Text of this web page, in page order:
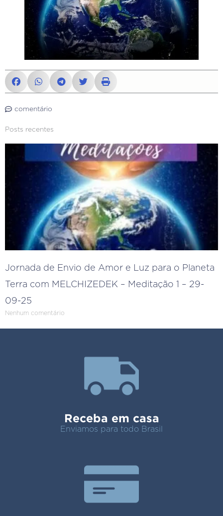
comentário
Posts recentes
Jornada de Envio de Amor e Luz para o Planeta
Terra com MELCHIZEDEK – Meditação 1 – 29-
09-25
Nenhum comentário
Receba em casa
Enviamos para todo Brasil